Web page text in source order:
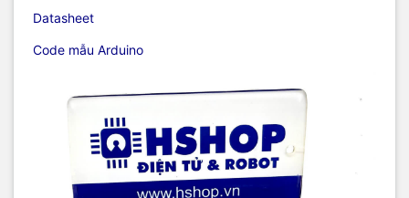
Datasheet
Code mẫu Arduino